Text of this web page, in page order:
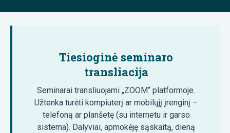
Tiesioginė seminaro
transliacija
Seminarai transliuojami „ZOOM“ platformoje.
Užtenka turėti kompiuterį ar mobilųjį įrenginį –
telefoną ar planšetę (su internetu ir garso
sistema). Dalyviai, apmokėję sąskaitą, dieną